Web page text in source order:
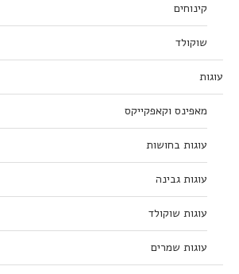
קינוחים
שוקולד
עוגות
מאפינס וקאפקייקס
עוגות בחושות
עוגות גבינה
עוגות שוקולד
עוגות שמרים